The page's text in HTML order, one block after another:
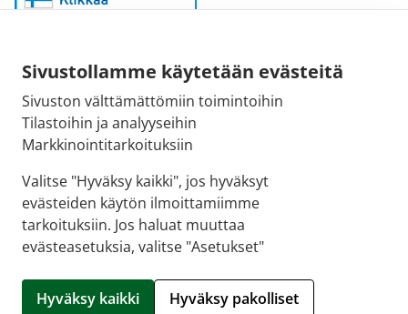
Sivustollamme käytetään evästeitä
Sivuston välttämättömiin toimintoihin
Tilastoihin ja analyyseihin
Markkinointitarkoituksiin
Valitse "Hyväksy kaikki", jos hyväksyt
evästeiden käytön ilmoittamiimme
tarkoituksiin. Jos haluat muuttaa
evästeasetuksia, valitse "Asetukset"
Hyväksy kaikki Hyväksy pakolliset
Sähköpostiosoite:
kirjaamo@fimea.fi
Fimean vaihde:
029 522 3341